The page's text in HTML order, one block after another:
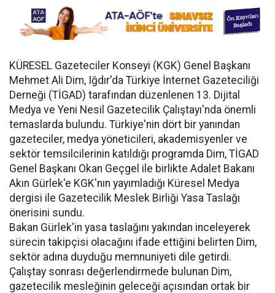
KÜRESEL Gazeteciler Konseyi (KGK) Genel Başkanı
Mehmet Ali Dim, Iğdır'da Türkiye İnternet Gazeteciliği
Derneği (TİGAD) tarafından düzenlenen 13. Dijital
Medya ve Yeni Nesil Gazetecilik Çalıştayı'nda önemli
temaslarda bulundu. Türkiye'nin dört bir yanından
gazeteciler, medya yöneticileri, akademisyenler ve
sektör temsilcilerinin katıldığı programda Dim, TİGAD
Genel Başkanı Okan Geçgel ile birlikte Adalet Bakanı
Akın Gürlek'e KGK'nın yayımladığı Küresel Medya
dergisi ile Gazetecilik Meslek Birliği Yasa Taslağı
önerisini sundu.
Bakan Gürlek'in yasa taslağını yakından inceleyerek
sürecin takipçisi olacağını ifade ettiğini belirten Dim,
sektör adına duyduğu memnuniyeti dile getirdi.
Çalıştay sonrası değerlendirmede bulunan Dim,
gazetecilik mesleğinin geleceği açısından ortak bir